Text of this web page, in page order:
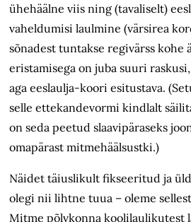
ühehäälne viis ning (tavaliselt)
vaheldumisi laulmine (värsirea
sõnadest tuntakse regivärss kohe
eristamisega on juba suuri
aga eeslaulja-koori esitustava.
selle ettekandevormi kindlalt
on seda peetud slaavipäraseks
omapärast mitmehäälsustki.)
Näidet täiuslikult fikseeritud ja
olegi nii lihtne tuua – oleme
Mitme põlvkonna koolilaulikutest